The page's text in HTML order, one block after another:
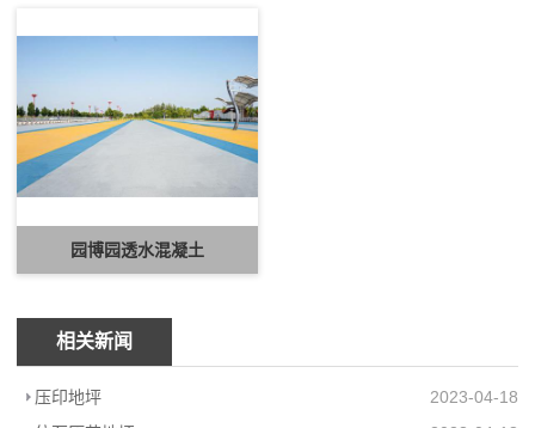
园博园透水混凝土
相关新闻
压印地坪
2023-04-18